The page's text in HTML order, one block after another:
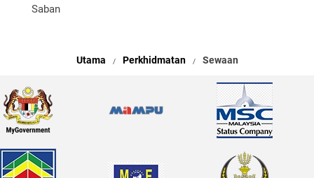
Saban
Utama Perkhidmatan Sewaan